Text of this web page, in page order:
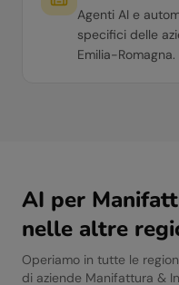
Agenti AI e
specifici delle
Emilia-Romagna.
AI per
nelle altre
Operiamo in tutte le
di aziende Manifattura &